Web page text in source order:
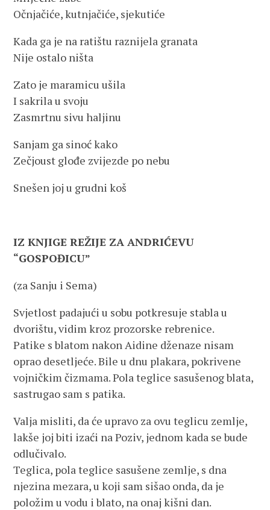
Očnjačiće, kutnjačiće, sjekutiće
Kada ga je na ratištu raznijela granata
Nije ostalo ništa
Zato je maramicu ušila
I sakrila u svoju
Zasmrtnu sivu haljinu
Sanjam ga sinoć kako
Zečjoust glođe zvijezde po nebu
Snešen joj u grudni koš
IZ KNJIGE REŽIJE ZA ANDRIĆEVU
“GOSPOĐICU”
(za Sanju i Sema)
Svjetlost padajući u sobu potkresuje stabla u
dvorištu, vidim kroz prozorske rebrenice.
Patike s blatom nakon Aidine dženaze nisam
oprao desetljeće. Bile u dnu plakara, pokrivene
vojničkim čizmama. Pola teglice sasušenog blata,
sastrugao sam s patika.
Valja misliti, da će upravo za ovu teglicu zemlje,
lakše joj biti izaći na Poziv, jednom kada se bude
odlučivalo.
Teglica, pola teglice sasušene zemlje, s dna
njezina mezara, u koji sam sišao onda, da je
položim u vodu i blato, na onaj kišni dan.